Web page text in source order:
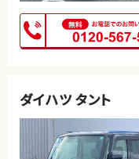
ダイハツ タント